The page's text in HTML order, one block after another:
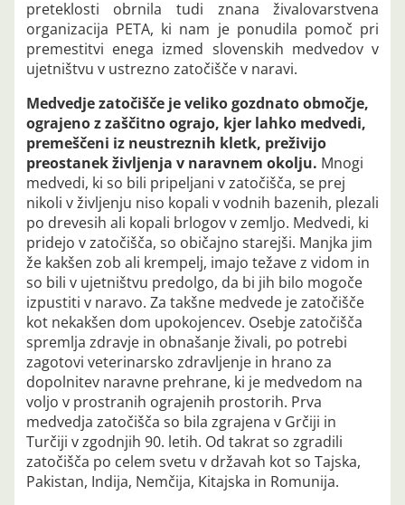
preteklosti obrnila tudi znana živalovarstvena
organizacija PETA, ki nam je ponudila pomoč pri
premestitvi enega izmed slovenskih medvedov v
ujetništvu v ustrezno zatočišče v naravi.
Medvedje zatočišče je veliko gozdnato območje,
ograjeno z zaščitno ograjo, kjer lahko medvedi,
premeščeni iz neustreznih kletk, preživijo
preostanek življenja v naravnem okolju. Mnogi
medvedi, ki so bili pripeljani v zatočišča, se prej
nikoli v življenju niso kopali v vodnih bazenih, plezali
po drevesih ali kopali brlogov v zemljo. Medvedi, ki
pridejo v zatočišča, so običajno starejši. Manjka jim
že kakšen zob ali krempelj, imajo težave z vidom in
so bili v ujetništvu predolgo, da bi jih bilo mogoče
izpustiti v naravo. Za takšne medvede je zatočišče
kot nekakšen dom upokojencev. Osebje zatočišča
spremlja zdravje in obnašanje živali, po potrebi
zagotovi veterinarsko zdravljenje in hrano za
dopolnitev naravne prehrane, ki je medvedom na
voljo v prostranih ograjenih prostorih. Prva
medvedja zatočišča so bila zgrajena v Grčiji in
Turčiji v zgodnjih 90. letih. Od takrat so zgradili
zatočišča po celem svetu v državah kot so Tajska,
Pakistan, Indija, Nemčija, Kitajska in Romunija.